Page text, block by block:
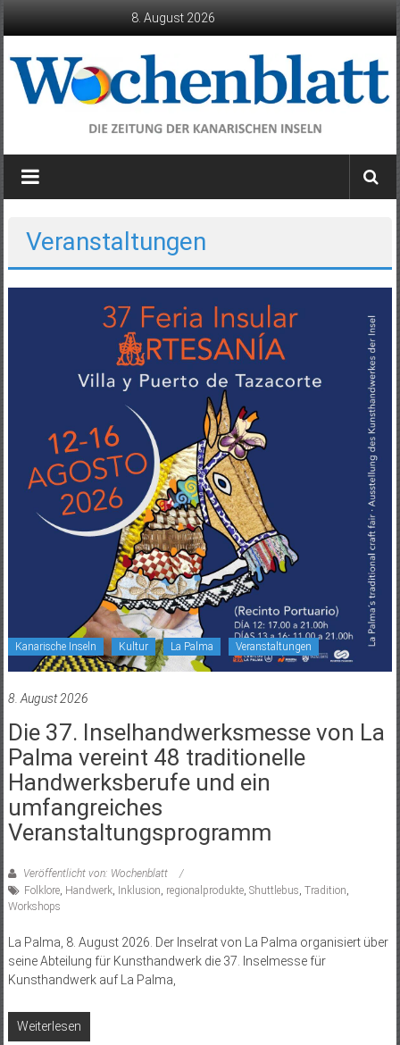
8. August 2026
Wochenblatt
die
der
Kanarischen
Inseln
Veranstaltungen
Kanarische Inseln Kultur La Palma Veranstaltungen
8. August 2026
Die 37. Inselhandwerksmesse von La
Palma vereint 48 traditionelle
Handwerksberufe und ein
umfangreiches
Veranstaltungsprogramm
Veröffentlicht von: Wochenblatt
Folklore, Handwerk, Inklusion, regionalprodukte, Shuttlebus, Tradition,
Workshops
La Palma, 8. August 2026. Der Inselrat von La Palma organisiert über
seine Abteilung für Kunsthandwerk die 37. Inselmesse für
Kunsthandwerk auf La Palma,
Weiterlesen